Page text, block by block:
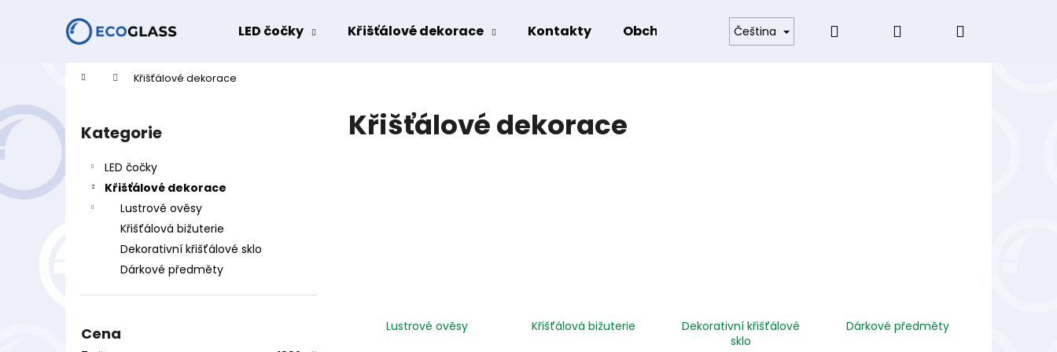
LED čočky Křišťálové dekorace Kontakty Obchodní podmínky
Čeština Hledat PřihlášeníNákupní
Domů Křišťálové dekorace
o
r
Přeskočit
kategorie
Kategorie
LED čočky
Křišťálové dekorace
Lustrové ověsy
Křišťálová bižuterie
Dekorativní křišťálové sklo
Dárkové předměty
Cena
Křišťálové dekorace
Lustrové ověsy Křišťálová bižuterie
Dekorativní křišťálové
sklo
Dárkové předměty
Zpět
Zpět